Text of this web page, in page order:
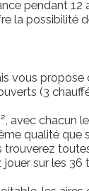
pendant
la possibilité
vous
(3
avec
qualité que
sur les